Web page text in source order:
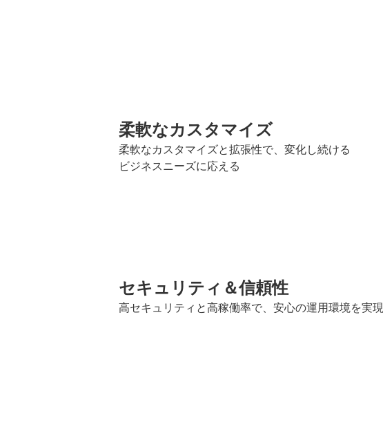
柔軟なカスタマイズ
柔軟なカスタマイズと拡張性で、変化し続ける
ビジネスニーズに応える
セキュリティ＆信頼性
高セキュリティと高稼働率で、安心の運用環境を実現